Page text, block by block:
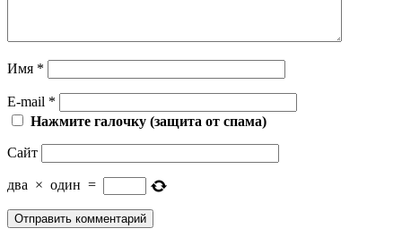
Имя *
E-mail *
Нажмите галочку (защита от спама)
Сайт
два × один =